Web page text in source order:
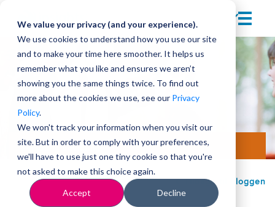
We value your privacy (and your experience).
We use cookies to understand how you use our site
and to make your time here smoother. It helps us
remember what you like and ensures we aren’t
showing you the same things twice. To find out
more about the cookies we use, see our Privacy
Policy.
We won't track your information when you visit our
site. But in order to comply with your preferences,
we'll have to use just one tiny cookie so that you're
not asked to make this choice again.
Accept Decline
Tilbage til bloggen